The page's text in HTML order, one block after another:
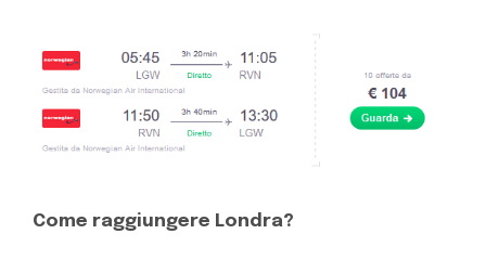
Come raggiungere Londra?